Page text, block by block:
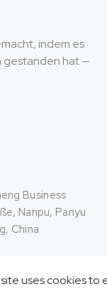
indem es
gestanden hat —
Business
Nanpu, Panyu
China
uses cookies to